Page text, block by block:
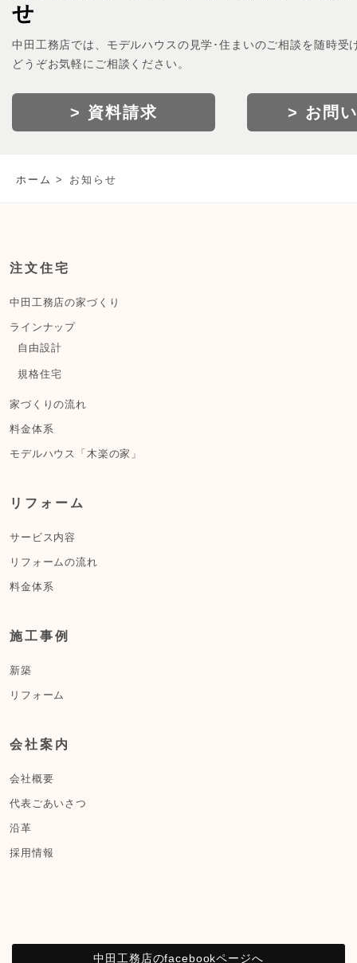
せ
中田工務店では、モデルハウスの見学･住まいのご相談を随時受
どうぞお気軽にご相談ください。
> 資料請求 > お問
ホーム お知らせ
注文住宅
中田工務店の家づくり
ラインナップ
自由設計
規格住宅
家づくりの流れ
料金体系
モデルハウス「木楽の家」
リフォーム
サービス内容
リフォームの流れ
料金体系
施工事例
新築
リフォーム
会社案内
会社概要
代表ごあいさつ
沿革
採用情報
中田工務店のfacebookページへ